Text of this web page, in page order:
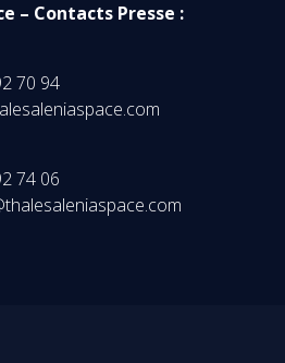
– Contacts Presse :
70 94
74 06